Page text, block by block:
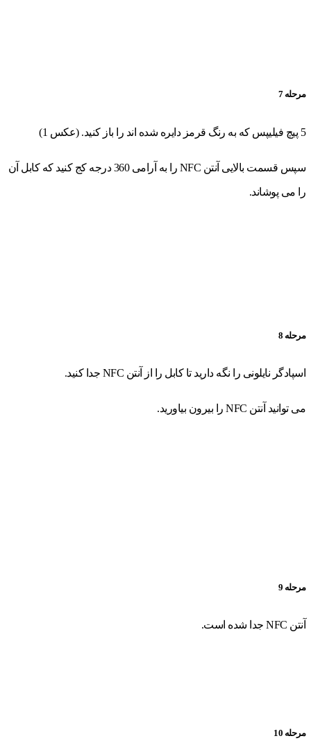
مرحله 7
5 پیچ فیلیپس که به رنگ قرمز دایره شده اند را باز کنید. (عکس 1)
سپس قسمت بالایی آنتن NFC را به آرامی 360 درجه کج کنید که کابل آن
را می پوشاند.
مرحله 8
اسپادگر نایلونی را نگه دارید تا کابل را از آنتن NFC جدا کنید.
می توانید آنتن NFC را بیرون بیاورید.
مرحله 9
آنتن NFC جدا شده است.
مرحله 10